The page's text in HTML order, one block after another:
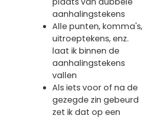
aanhalingstekens
Alle punten, komma's,
uitroeptekens, enz.
laat ik binnen de
aanhalingstekens
vallen
Als iets voor of na de
gezegde zin gebeurd
zet ik dat op een